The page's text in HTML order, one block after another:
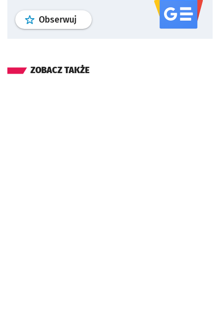
Obserwuj profil serwisu
ZOBACZ TAKŻE